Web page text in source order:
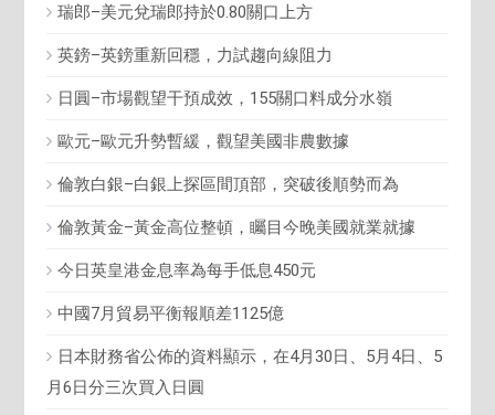
瑞郎–美元兌瑞郎持於0.80關口上方
英鎊–英鎊重新回穩，力試趨向線阻力
日圓–市場觀望干預成效，155關口料成分水嶺
歐元–歐元升勢暫緩，觀望美國非農數據
倫敦白銀–白銀上探區間頂部，突破後順勢而為
倫敦黃金–黃金高位整頓，矚目今晚美國就業就據
今日英皇港金息率為每手低息450元
中國7月貿易平衡報順差1125億
日本財務省公佈的資料顯示，在4月30日、5月4日、5
月6日分三次買入日圓